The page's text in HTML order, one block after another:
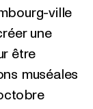
ville
une
être
muséales